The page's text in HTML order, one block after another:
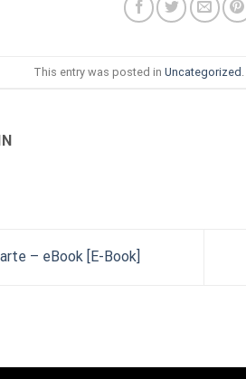
This entry was posted in Uncategorized
– eBook [E-Book]